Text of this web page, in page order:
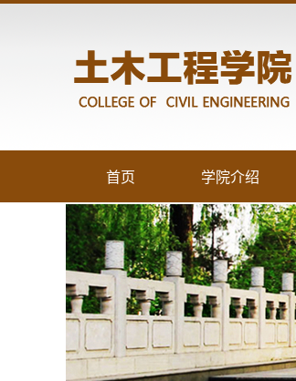
首页 学院介绍